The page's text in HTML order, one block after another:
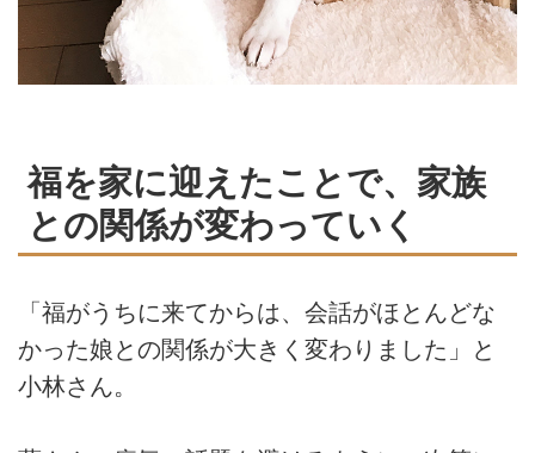
福を家に迎えたことで、家族
との関係が変わっていく
「福がうちに来てからは、会話がほとんどな
かった娘との関係が大きく変わりました」と
小林さん。